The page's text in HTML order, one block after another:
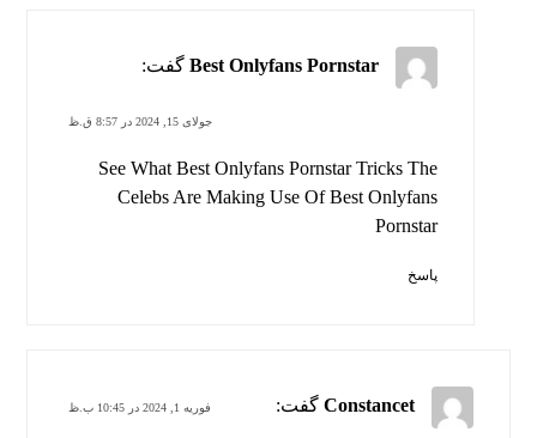
Best Onlyfans Pornstar گفت:
جولای 15, 2024 در 8:57 ق.ظ
See What Best Onlyfans Pornstar Tricks The
Celebs Are Making Use OfBest Onlyfans
Pornstar
پاسخ
Constancet گفت: فوریه 1, 2024 در 10:45 ب.ظ